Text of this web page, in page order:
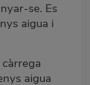
se. Es
aigua i
aigua